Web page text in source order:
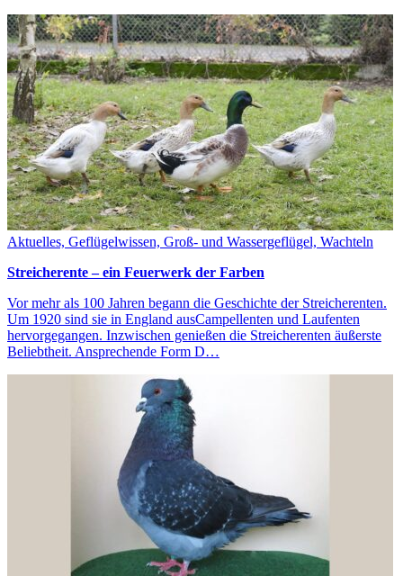
Aktuelles, Geflügelwissen, Groß- und Wassergeflügel, Wachteln
Streicherente – ein Feuerwerk der Farben
Vor mehr als 100 Jahren begann die Geschichte der Streicherenten.
Um 1920 sind sie in England ausCampellenten und Laufenten
hervorgegangen. Inzwischen genießen die Streicherenten äußerste
Beliebtheit. Ansprechende Form D…